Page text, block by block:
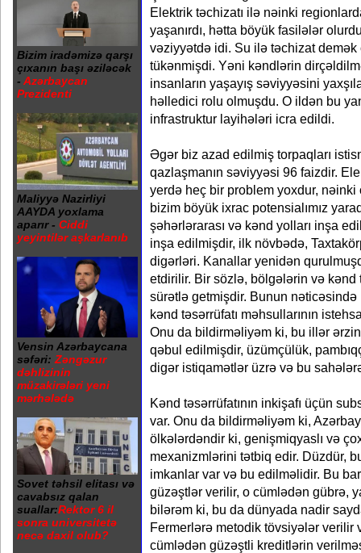
Bizim iradəmizə qarşı
çıxanın başı əziləcək
- Azərbaycan
Prezidenti
Maliyyə Nazirliyi
AAYDA yoxlama
aparır - Ciddi
yeyintilər aşkarlanıb
Vensin Azərbaycana
səfəri: Zəngəzur
dəhlizinin
müzakirələri yeni
mərhələdə
Sovet təhsil elitası və
cavabsız qalan
suallar:Rektor 6 il
sonra universitetə
necə daxil olub?
Elektrik təchizatı ilə nəinki
yaşanırdı, hətta böyük fasilələr
vəziyyətdə idi. Su ilə təchizat demək
tükənmişdi. Yəni kəndlərin
insanların yaşayış səviyyəsini
həlledici rolu olmuşdu. O ildən bu
infrastruktur layihələri icra edildi.
Əgər biz azad edilmiş torpaqları
qazlaşmanın səviyyəsi 96 faizdir.
yerdə heç bir problem yoxdur,
bizim böyük ixrac potensialımız
şəhərlərarası və kənd yolları inşa
inşa edilmişdir, ilk növbədə,
digərləri. Kanallar yenidən
etdirilir. Bir sözlə, bölgələrin və kənd
sürətlə getmişdir. Bunun
kənd təsərrüfatı məhsullarının
Onu da bildirməliyəm ki, bu illər
qəbul edilmişdir, üzümçülük,
digər istiqamətlər üzrə və bu
Kənd təsərrüfatının inkişafı üçün
var. Onu da bildirməliyəm ki,
ölkələrdəndir ki, genişmiqyaslı və
mexanizmlərini tətbiq edir. Düzdür,
imkanlar var və bu edilməlidir. Bu
güzəştlər verilir, o cümlədən gübrə,
bilərəm ki, bu da dünyada nadir
Fermerlərə metodik tövsiyələr verilir
cümlədən güzəştli kreditlərin